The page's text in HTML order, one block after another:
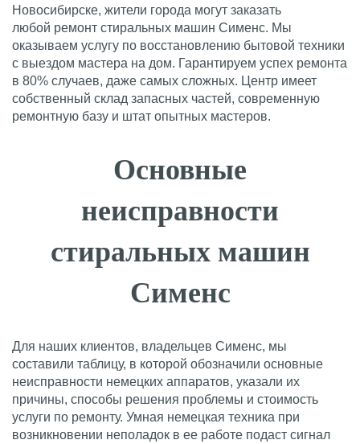
Новосибирске, жители города могут заказать
любой ремонт стиральных машин Сименс. Мы
оказываем услугу по восстановлению бытовой техники
с выездом мастера на дом. Гарантируем успех ремонта
в 80% случаев, даже самых сложных. Центр имеет
собственный склад запасных частей, современную
ремонтную базу и штат опытных мастеров.
Основные
неисправности
стиральных машин
Сименс
Для наших клиентов, владельцев Сименс, мы
составили таблицу, в которой обозначили основные
неисправности немецких аппаратов, указали их
причины, способы решения проблемы и стоимость
услуги по ремонту. Умная немецкая техника при
возникновении неполадок в ее работе подаст сигнал